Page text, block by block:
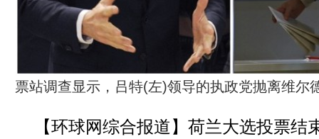
票站调查显示，吕特(左)领导的执政党抛离维尔
【环球网综合报道】荷兰大选投票结